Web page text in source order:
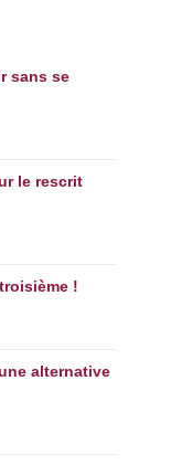
sans se
le rescrit
!
alternative